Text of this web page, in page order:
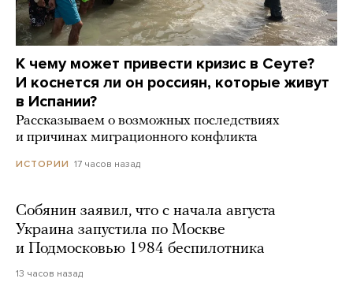
К чему может привести кризис в Сеуте?
И коснется ли он россиян, которые живут
в Испании?
Рассказываем о возможных последствиях
и причинах миграционного конфликта
ИСТОРИИ 17 часов назад
Собянин заявил, что с начала августа
Украина запустила по Москве
и Подмосковью 1984 беспилотника
13 часов назад